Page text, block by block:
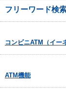
フリーワード検
コンビニATM（イー
ATM機能